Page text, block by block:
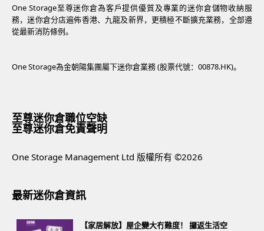
One Storage至尊迷你倉為客戶提供優質及專業的迷你倉儲物收納服
務，迷你倉分店遍佈香港、九龍及新界，更積極不斷擴充業務，全部遵
從最新消防條例。
One Storage為金朝陽集團屬下迷你倉業務 (股票代號：00878.HK)。
至尊迷你倉職位空缺
至尊迷你倉免責聲明
One Storage Management Ltd 版權所有 ©2026
最新迷你倉資訊
【家居解放】屋企變大冇難度！ 攞返生活空